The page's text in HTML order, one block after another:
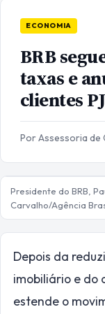
ECONOMIA
BRB
taxas e
clientes PJ
Por Assessoria de
Presidente do BRB,
Carvalho/Agência
Depois da
imobiliário e do
estende o